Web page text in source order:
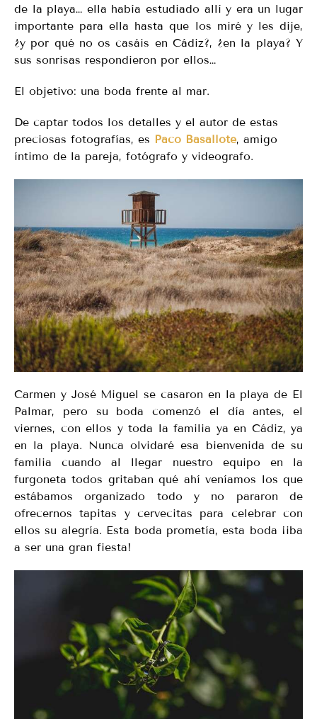
de la playa… ella había estudiado allí y era un lugar
importante para ella hasta que los miré y les dije,
¿y por qué no os casáis en Cádiz?, ¿en la playa? Y
sus sonrisas respondieron por ellos…
El objetivo: una boda frente al mar.
De captar todos los detalles y el autor de estas
preciosas fotografías, es Paco Basallote, amigo
íntimo de la pareja, fotógrafo y videografo.
Carmen y José Miguel se casaron en la playa de El
Palmar, pero su boda comenzó el día antes, el
viernes, con ellos y toda la familia ya en Cádiz, ya
en la playa. Nunca olvidaré esa bienvenida de su
familia cuando al llegar nuestro equipo en la
furgoneta todos gritaban qué ahí veníamos los que
estábamos organizado todo y no pararon de
ofrecernos tapitas y cervecitas para celebrar con
ellos su alegría. Esta boda prometía, esta boda ¡iba
a ser una gran fiesta!